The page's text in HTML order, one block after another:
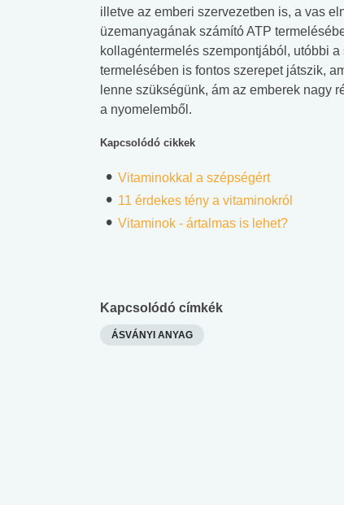
illetve az emberi szervezetben is, a vas
üzemanyagának számító ATP
kollagéntermelés szempontjából, utóbbi
termelésében is fontos szerepet játszik,
lenne szükségünk, ám az emberek nagy
a nyomelemből.
Kapcsolódó cikkek
Vitaminokkal a szépségért
11 érdekes tény a vitaminokról
Vitaminok - ártalmas is lehet?
Kapcsolódó címkék
ÁSVÁNYI ANYAG